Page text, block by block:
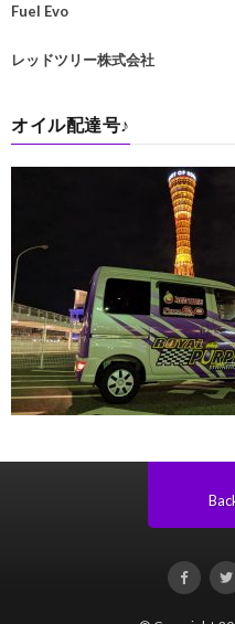
Fuel Evo
レッドツリー株式会社
オイル配達号♪